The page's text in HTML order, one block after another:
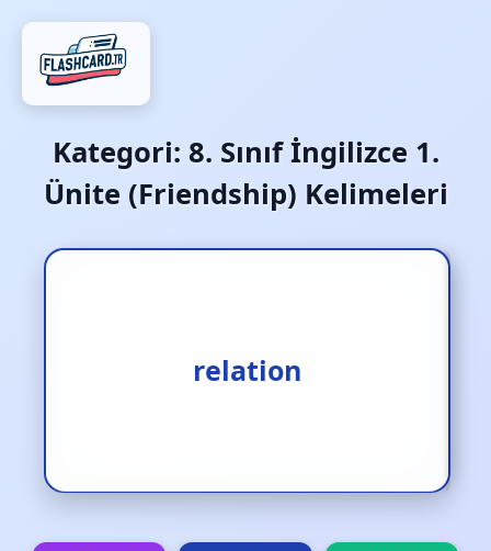
Kategori: 8. Sınıf İngilizce 1.
Ünite (Friendship) Kelimeleri
relation
ilişki‚ bağ‚ yakınlık